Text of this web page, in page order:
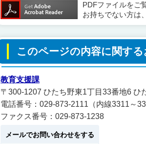
PDFファイルをご
お持ちでない方は
このページの内容に関す
教育支援課
〒300-1207 ひたち野東1丁目33番地6 ひ
電話番号：029-873-2111（内線3311～
ファクス番号：029-873-1238
メールでお問い合わせをする